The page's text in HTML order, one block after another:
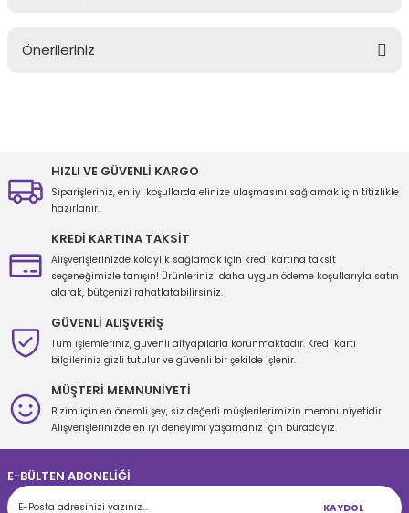
Önerileriniz
Ürün resmi kalitesiz, bozuk veya görüntülenemiyor.
Ürün bilgilerinde hatalar bulunuyor.
Ürün fiyatı diğer sitelerden daha pahalı.
Gönder
HIZLI VE GÜVENLİ KARGO
Siparişleriniz, en iyi koşullarda elinize ulaşmasını sağlamak için titizlikle
hazırlanır.
KREDİ KARTINA TAKSİT
Alışverişlerinizde kolaylık sağlamak için kredi kartına taksit
seçeneğimizle tanışın! Ürünlerinizi daha uygun ödeme koşullarıyla satın
alarak, bütçenizi rahatlatabilirsiniz.
GÜVENLİ ALIŞVERİŞ
Tüm işlemleriniz, güvenli altyapılarla korunmaktadır. Kredi kartı
bilgileriniz gizli tutulur ve güvenli bir şekilde işlenir.
MÜŞTERİ MEMNUNİYETİ
Bizim için en önemli şey, siz değerli müşterilerimizin memnuniyetidir.
Alışverişlerinizde en iyi deneyimi yaşamanız için buradayız.
E-BÜLTEN ABONELİĞİ
KAYDOL